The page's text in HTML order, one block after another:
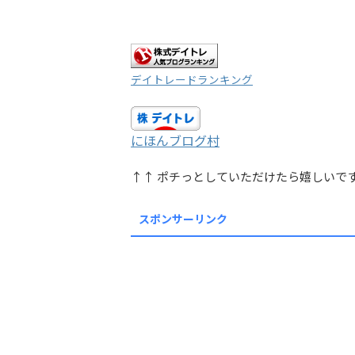
デイトレードランキング
にほんブログ村
↑↑ ポチっとしていただけたら嬉しいで
スポンサーリンク